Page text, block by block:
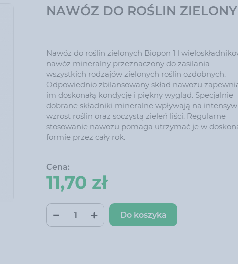
NAWÓZ DO ROŚLIN
Nawóz do roślin zielonych Biopon 1 l
nawóz mineralny przeznaczony do zasilania
wszystkich rodzajów zielonych roślin ozdobnych.
Odpowiednio zbilansowany skład nawozu
im doskonałą kondycję i piękny wygląd. Specjalnie
dobrane składniki mineralne wpływają na
wzrost roślin oraz soczystą zieleń liści. Regularne
stosowanie nawozu pomaga utrzymać je w
formie przez cały rok.
Cena:
11,70 zł
Do koszyka